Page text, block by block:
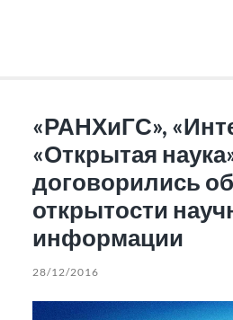
«РАНХиГС»,
«Открытая
договорились об
открытости
информации
28/12/2016